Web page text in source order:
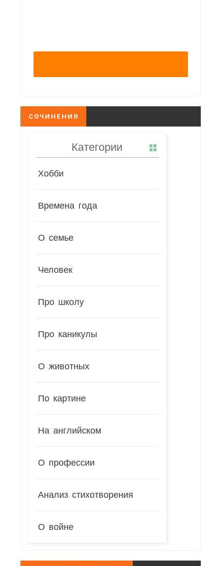
СОЧИНЕНИЯ
Категории
Хобби
Времена года
О семье
Человек
Про школу
Про каникулы
О животных
По картине
На английском
О профессии
Анализ стихотворения
О войне